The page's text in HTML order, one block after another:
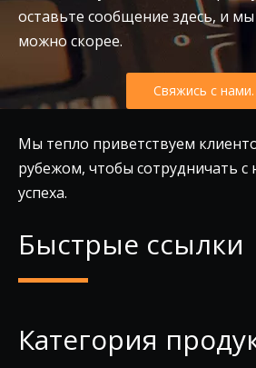
оставьте сообщение здесь, и
можно скорее.
Свяжись с нами.
Мы тепло приветствуем
рубежом, чтобы сотрудничать
успеха.
Быстрые ссылки
Категория